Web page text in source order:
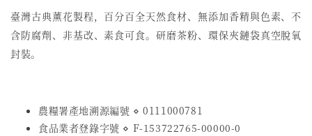
臺灣古典薰花製程， 百分百全天然食材、無添加香精與色素、不
含防腐劑、非基改、素食可食。研磨茶粉、環保夾鏈袋真空脫氧
封裝。
農糧署產地溯源編號 ⋄ 0111000781
食品業者登錄字號 ⋄ F-153722765-00000-0